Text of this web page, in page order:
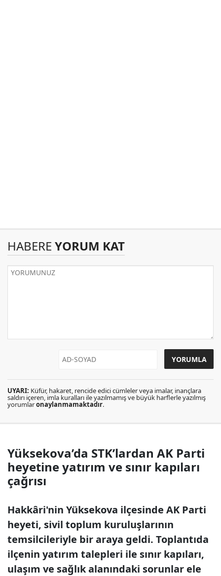
HABERE YORUM KAT
UYARI: Küfür, hakaret, rencide edici cümleler veya imalar, inançlara
saldırı içeren, imla kuralları ile yazılmamış ve büyük harflerle yazılmış
yorumlaronaylanmamaktadır.
Yüksekova’da STK’lardan AK Parti
heyetine yatırım ve sınır kapıları
çağrısı
Hakkâri'nin Yüksekova ilçesinde AK Parti
heyeti, sivil toplum kuruluşlarının
temsilcileriyle bir araya geldi. Toplantıda
ilçenin yatırım talepleri ile sınır kapıları,
ulaşım ve sağlık alanındaki sorunlar ele